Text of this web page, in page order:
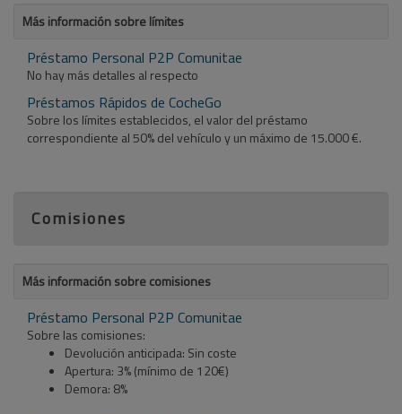
Más información sobre límites
Préstamo Personal P2P Comunitae
No hay más detalles al respecto
Préstamos Rápidos de CocheGo
Sobre los límites establecidos, el valor del préstamo
correspondiente al 50% del vehículo y un máximo de 15.000 €.
Comisiones
Más información sobre comisiones
Préstamo Personal P2P Comunitae
Sobre las comisiones:
Devolución anticipada: Sin coste
Apertura: 3% (mínimo de 120€)
Demora: 8%